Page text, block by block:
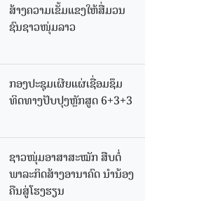
ສ້າງຄວາມເຂັ້ມແຂງໃຫ້ສື່ມວນ
ຊົນຊາວໜຸ່ມລາວ
ກອງປະຊຸມເຜີຍແຜ່ເຊື່ອມຊຶມ
ທິດທາງປັບປຸງຫຼັກສູດ 6+3+3
ຊາວໜຸ່ມອາສາສະໝັກ ສືບຕໍ່
ພາລະກິດສ້າງອານາຄົດ ນໍານ້ອງ
ຄືນສູ່ໂຮງຮຽນ